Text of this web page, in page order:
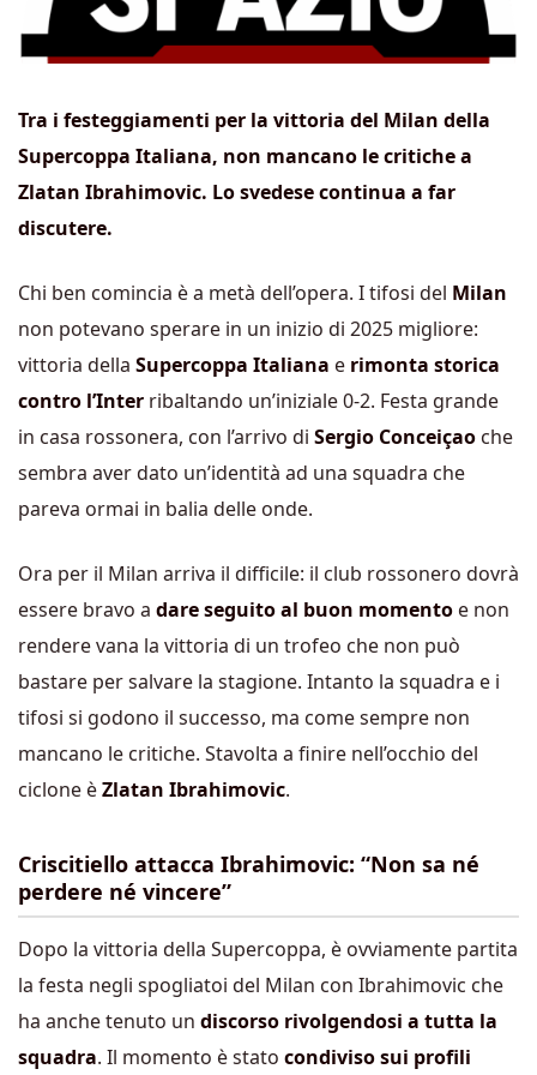
Tra i festeggiamenti per la vittoria del Milan della
Supercoppa Italiana, non mancano le critiche a
Zlatan Ibrahimovic. Lo svedese continua a far
discutere.
Chi ben comincia è a metà dell’opera. I tifosi del Milan
non potevano sperare in un inizio di 2025 migliore:
vittoria della Supercoppa Italiana e rimonta storica
contro l’Inter ribaltando un’iniziale 0-2. Festa grande
in casa rossonera, con l’arrivo di Sergio Conceiçao che
sembra aver dato un’identità ad una squadra che
pareva ormai in balia delle onde.
Ora per il Milan arriva il difficile: il club rossonero dovrà
essere bravo a dare seguito al buon momento e non
rendere vana la vittoria di un trofeo che non può
bastare per salvare la stagione. Intanto la squadra e i
tifosi si godono il successo, ma come sempre non
mancano le critiche. Stavolta a finire nell’occhio del
ciclone èZlatan Ibrahimovic.
Criscitiello attacca Ibrahimovic: “Non sa né
perdere né vincere”
Dopo la vittoria della Supercoppa, è ovviamente partita
la festa negli spogliatoi del Milan con Ibrahimovic che
ha anche tenuto un discorso rivolgendosi a tutta la
squadra. Il momento è stato condiviso sui profili